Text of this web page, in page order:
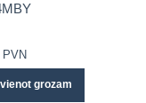
grozam